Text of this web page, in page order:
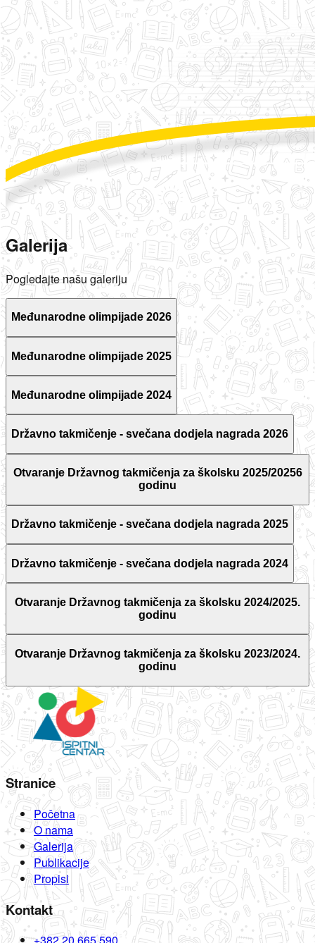
Galerija
Pogledajte našu galeriju
Međunarodne olimpijade 2026
Međunarodne olimpijade 2025
Međunarodne olimpijade 2024
Državno takmičenje - svečana dodjela nagrada 2026
Otvaranje Državnog takmičenja za školsku 2025/20256
godinu
Državno takmičenje - svečana dodjela nagrada 2025
Državno takmičenje - svečana dodjela nagrada 2024
Otvaranje Državnog takmičenja za školsku 2024/2025.
godinu
Otvaranje Državnog takmičenja za školsku 2023/2024.
godinu
Stranice
Početna
O nama
Galerija
Publikacije
Propisi
Kontakt